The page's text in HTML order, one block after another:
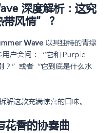
深度解析：这究
风情”？
Wave 以其独特的青绿
用户会问：“它和 Purple
？”或者“它到底是什么水
这款充满惊喜的口味。
花香的协奏曲